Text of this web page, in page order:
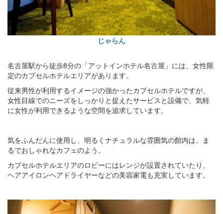
じゃらん
名古屋駅から徒歩8分の「アットインホテル名古屋」には、女性限
定のカプセルホテルエリアがあります。
従来男性が利用するイメージの強かったカプセルホテルですが、
女性目線でのニーズをしっかりと捉えたサービスと設備で、気軽
に女性が利用できるような空間を追求しています。
気をふんだんに使用し、明るくナチュラルな雰囲気の館内は、ま
るでおしゃれなカフェのよう。
カプセルホテルエリアのロビーにはレンジが設置されていたり、
ヘアアイロンヘアドライヤーなどの美容家電も充実しています。